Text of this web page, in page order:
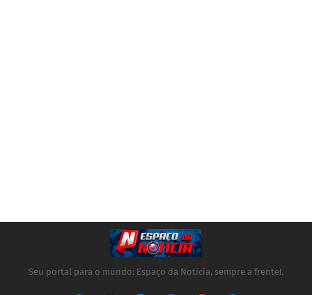
Seu portal para o mundo: Espaço da Notícia, sempre a frente!.